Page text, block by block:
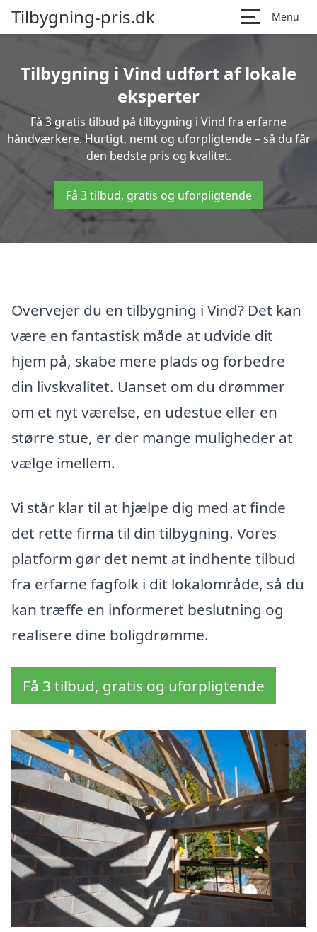
Tilbygning-pris.dk Menu
Tilbygning i Vind udført af lokale
eksperter
Få 3 gratis tilbud på tilbygning i Vind fra erfarne
håndværkere. Hurtigt, nemt og uforpligtende – så du får
den bedste pris og kvalitet.
Få 3 tilbud, gratis og uforpligtende
Overvejer du en tilbygning i Vind? Det kan
være en fantastisk måde at udvide dit
hjem på, skabe mere plads og forbedre
din livskvalitet. Uanset om du drømmer
om et nyt værelse, en udestue eller en
større stue, er der mange muligheder at
vælge imellem.
Vi står klar til at hjælpe dig med at finde
det rette firma til din tilbygning. Vores
platform gør det nemt at indhente tilbud
fra erfarne fagfolk i dit lokalområde, så du
kan træffe en informeret beslutning og
realisere dine boligdrømme.
Få 3 tilbud, gratis og uforpligtende